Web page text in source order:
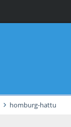
homburg-hattu